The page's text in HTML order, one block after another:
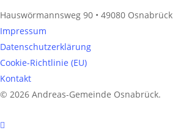
Hauswörmannsweg 90 • 49080 Osnabrück
Impressum
Datenschutzerklärung
Cookie-Richtlinie (EU)
Kontakt
© 2026 Andreas-Gemeinde Osnabrück.